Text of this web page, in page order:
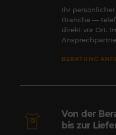
Ihr
Branche —
direkt vor Ort.
BERATUNG
Von der
bis zur